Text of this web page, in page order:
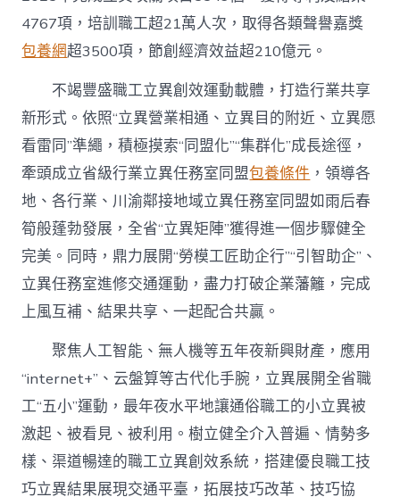
4767項，培訓職工超21萬人次，取得各類聲譽嘉獎
包養網超3500項，節創經濟效益超210億元。
不竭豐盛職工立異創效運動載體，打造行業共享
新形式。依照“立異營業相通、立異目的附近、立異愿
看雷同”準繩，積極摸索“同盟化”“集群化”成長途徑，
牽頭成立省級行業立異任務室同盟包養條件 ，領導各
地、各行業、川渝鄰接地域立異任務室同盟如雨后春
筍般蓬勃發展，全省“立異矩陣”獲得進一個步驟健全
完美。同時，鼎力展開“勞模工匠助企行”“引智助企”、
立異任務室進修交通運動，盡力打破企業藩籬，完成
上風互補、結果共享、一起配合共贏。
聚焦人工智能、無人機等五年夜新興財產，應用
“internet+”、云盤算等古代化手腕，立異展開全省職
工“五小”運動，最年夜水平地讓通俗職工的小立異被
激起、被看見、被利用。樹立健全介入普遍、情勢多
樣、渠道暢達的職工立異創效系統，搭建優良職工技
巧立異結果展現交通平臺，拓展技巧改革、技巧協